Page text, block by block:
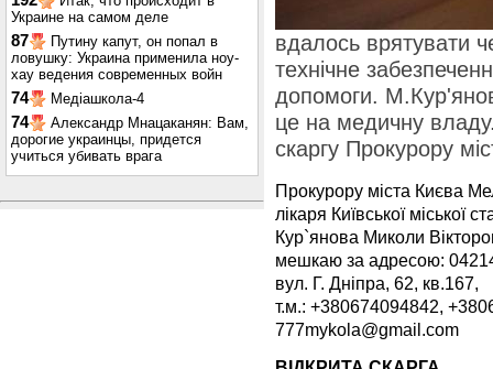
Украине на самом деле
87
Путину капут, он попал в
ловушку: Украина применила ноу-
хау ведения современных войн
74 Медіашкола-4
74
Александр Мнацаканян: Вам,
дорогие украинцы, придется
учиться убивать врага
вдалось врятувати
технічне
допомоги. М.Кур'янов
це на медичну
скаргу Прокурору
Прокурору міста Києва
лікаря Київської міської
Кур`янова Миколи
мешкаю за адресою:
вул. Г. Дніпра, 62, кв.167,
т.м.: +380674094842,
777mykola@gmail.com